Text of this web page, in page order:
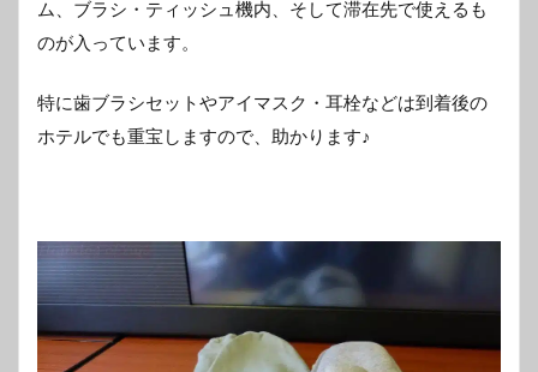
ム、ブラシ・ティッシュ機内、そして滞在先で使えるも
のが入っています。
特に歯ブラシセットやアイマスク・耳栓などは到着後の
ホテルでも重宝しますので、助かります♪